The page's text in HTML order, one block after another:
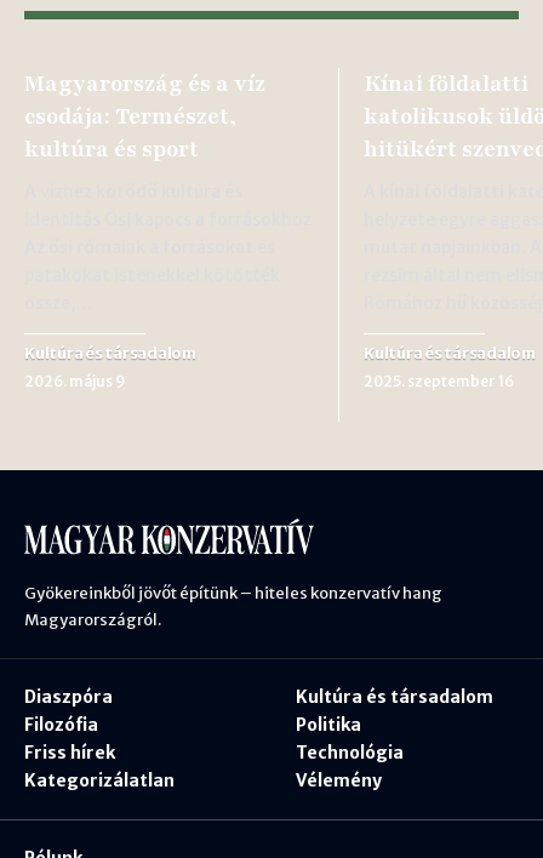
Magyarország és a víz
csodája: Természet,
kultúra és sport
Kultúra és társadalom
2026. május 9
Kínai földalatti
katolikusok
hitükért
Kultúra és társadalom
2025. szeptember 16
Gyökereinkből jövőt építünk – hiteles konzervatív hang
Magyarországról.
Diaszpóra
Filozófia
Friss hírek
Kategorizálatlan
Kultúra és társadalom
Politika
Technológia
Vélemény